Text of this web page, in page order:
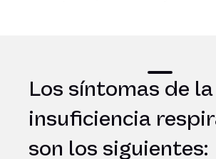
Los síntomas de la
insuficiencia
son los siguientes: